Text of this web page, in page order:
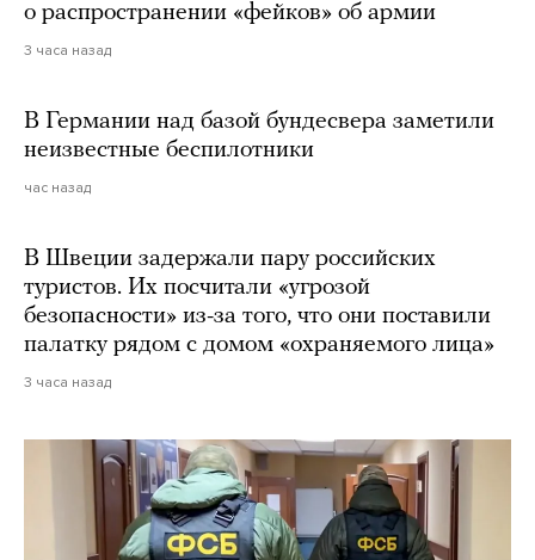
о распространении «фейков» об армии
3 часа назад
В Германии над базой бундесвера заметили
неизвестные беспилотники
час назад
В Швеции задержали пару российских
туристов. Их посчитали «угрозой
безопасности» из-за того, что они поставили
палатку рядом с домом «охраняемого лица»
3 часа назад